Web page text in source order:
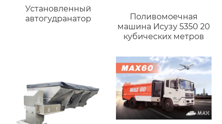
Установленный
автогудранатор
Поливомоечная
машина Исузу 5350 20
кубических метров